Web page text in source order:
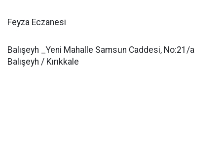
Feyza Eczanesi
Balışeyh _Yeni Mahalle Samsun Caddesi, No:21/a
Balışeyh / Kırıkkale